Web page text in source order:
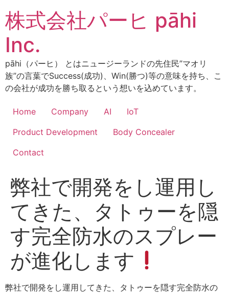
ン
テ
ツ
に
ス
キ
株式会社パーヒ pāhi
Inc.
pāhi（パーヒ） とはニュージーランドの先住民”マオリ
族”の言葉でSuccess(成功)、Win(勝つ)等の意味を持ち、こ
の会社が成功を勝ち取るという想いを込めています。
Home Company AI
IoT
Product Development
Body Concealer
Contact
弊社で開発をし運用し
てきた、タトゥーを隠
す完全防水のスプレー
が進化します
弊社で開発をし運用してきた、タトゥーを隠す完全防水の